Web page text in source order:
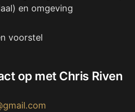
en omgeving
voorstel
op met Chris Riven